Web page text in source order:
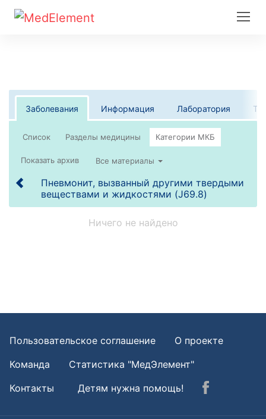
Заболевания Информация Лаборатория
Список
Все материалы
Пневмонит, вызванный другими твердыми
веществами и жидкостями (J69.8)
Ничего не найдено
Пользовательское соглашение
О проекте
Команда
Статистика "МедЭлемент"
Контакты
Детям нужна помощь!